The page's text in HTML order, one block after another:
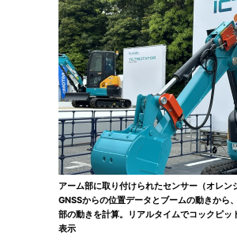
アーム部に取り付けられたセンサー（オレン
GNSSからの位置データとブームの動きから
部の動きを計算。リアルタイムでコックピッ
表示